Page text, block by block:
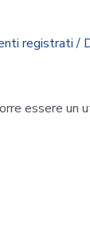
registrati/
essere un